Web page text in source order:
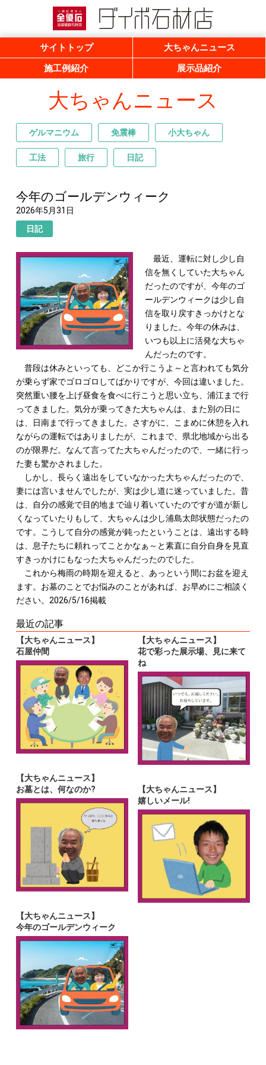
一般社団法人 全優石 全国優良石材店
サイトトップ
大ちゃんニュース
施工例紹介
展示品紹介
大ちゃんニュース
ゲルマニウム 免震棒 小大ちゃん
工法 旅行 日記
今年のゴールデンウィーク
2026年5月31日
日記
最近、運転に対し少し自
信を無くしていた大ちゃん
だったのですが、今年のゴ
ールデンウィークは少し自
信を取り戻すきっかけとな
りました。今年の休みは、
いつも以上に活発な大ちゃ
んだったのです。
普段は休みといっても、どこか行こうよ～と言われても気分
が乗らず家でゴロゴロしてばかりですが、今回は違いました。
突然重い腰を上げ昼食を食べに行こうと思い立ち、浦江まで行
ってきました。気分が乗ってきた大ちゃんは、また別の日に
は、日南まで行ってきました。さすがに、こまめに休憩を入れ
ながらの運転ではありましたが、これまで、県北地域から出る
のが限界だ。なんて言ってた大ちゃんだったので、一緒に行っ
た妻も驚かされました。
しかし、長らく遠出をしていなかった大ちゃんだったので、
妻には言いませんでしたが、実は少し道に迷っていました。昔
は、自分の感覚で目的地まで辿り着いていたのですが道が新し
くなっていたりもして、大ちゃんは少し浦島太郎状態だったの
です。こうして自分の感覚が鈍ったということは、遠出する時
は、息子たちに頼れってことかなぁ～と素直に自分自身を見直
すきっかけにもなった大ちゃんだったのでした。
これから梅雨の時期を迎えると、あっという間にお盆を迎え
ます。お墓のことでお悩みのことがあれば、お早めにご相談く
ださい。2026/5/16掲載
最近の記事
【大ちゃんニュース】
石屋仲間
【大ちゃんニュース】
花で彩った展示場、見に来て
ね
【大ちゃんニュース】
お墓とは、何なのか?
【大ちゃんニュース】
嬉しいメール!
【大ちゃんニュース】
今年のゴールデンウィーク